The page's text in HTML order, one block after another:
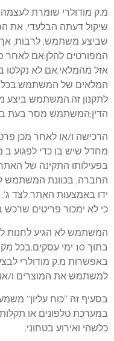
מ.ק מודולרי שומרת
שיקול דעתה הבלעדי, את
שביצע משתמש, לרבות,
המפורטים להלן:אם לאחר
אזל מהמלאי.אם לא נקלטו
המלאים של המשתמש.בכל
לתקנון זה.המשתמש ביצע
הדין;המשתמש מסר בעת
הרכישה ו/או לאחר מכן
מחדל שיש בו כדי לפגוע ב
בפעילותו התקינה של
החברה, בכוונת המשתמש
ידו באמצעות האתר לצד
כי לא ימכור פריטים
המשתמש לא הגיע לחנות
בתוך 10 ימי
באפשרות מ.ק מודולרי
למשתמש את המוצרים ו/
בסעיף זה “כוח עליון”
במערכת טלפונים או
כלשהי ואירוע בטחוני.